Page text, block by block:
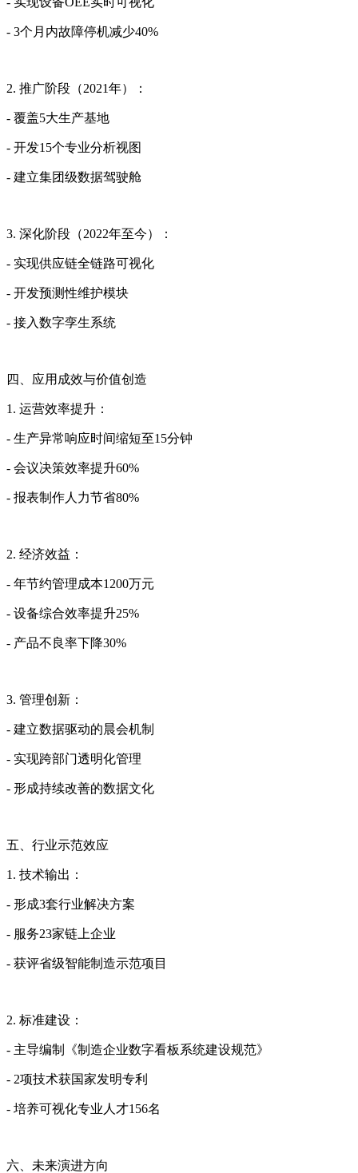
- 3个月内故障停机减少40%
2. 推广阶段（2021年）：
- 覆盖5大生产基地
- 开发15个专业分析视图
- 建立集团级数据驾驶舱
3. 深化阶段（2022年至今）：
- 实现供应链全链路可视化
- 开发预测性维护模块
- 接入数字孪生系统
四、应用成效与价值创造
1. 运营效率提升：
- 生产异常响应时间缩短至15分钟
- 会议决策效率提升60%
- 报表制作人力节省80%
2. 经济效益：
- 年节约管理成本1200万元
- 设备综合效率提升25%
- 产品不良率下降30%
3. 管理创新：
- 建立数据驱动的晨会机制
- 实现跨部门透明化管理
- 形成持续改善的数据文化
五、行业示范效应
1. 技术输出：
- 形成3套行业解决方案
- 服务23家链上企业
- 获评省级智能制造示范项目
2. 标准建设：
- 主导编制《制造企业数字看板系统建设规范》
- 2项技术获国家发明专利
- 培养可视化专业人才156名
六、未来演进方向